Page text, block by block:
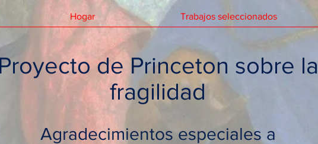
Hogar Trabajos seleccionados
de Princeton sobre la
fragilidad
Agradecimientos especiales a